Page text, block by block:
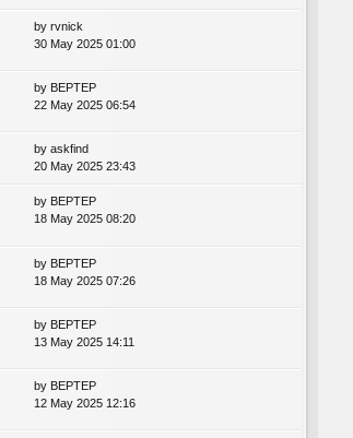
by rvnick
30 May 2025 01:00
by BEPTEP
22 May 2025 06:54
by askfind
20 May 2025 23:43
by BEPTEP
18 May 2025 08:20
by BEPTEP
18 May 2025 07:26
by BEPTEP
13 May 2025 14:11
by BEPTEP
12 May 2025 12:16